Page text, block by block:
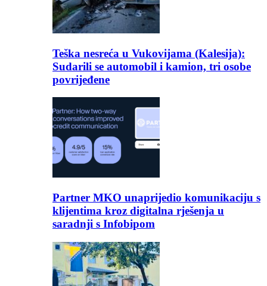
Teška nesreća u Vukovijama (Kalesija):
Sudarili se automobil i kamion, tri osobe
povrijeđene
Partner MKO unaprijedio komunikaciju s
klijentima kroz digitalna rješenja u
saradnji s Infobipom